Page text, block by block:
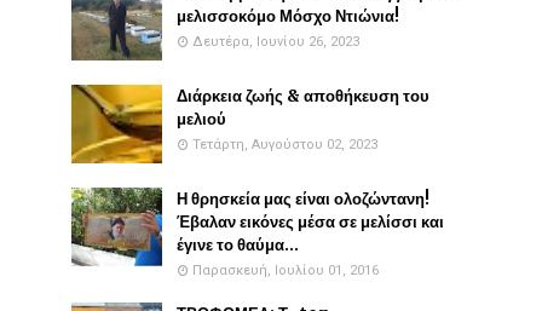
μελισσοκόμο Μόσχο Ντιώνια!
Δευτέρα, Ιουνίου 26, 2023
Διάρκεια ζωής & αποθήκευση του
μελιού
Τετάρτη, Αυγούστου 02, 2023
Η θρησκεία μας είναι ολοζώντανη!
Έβαλαν εικόνες μέσα σε μελίσσι και
έγινε το θαύμα...
Παρασκευή, Ιουλίου 01, 2016